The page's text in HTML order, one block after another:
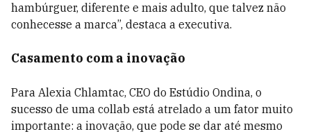
hambúrguer, diferente e mais adulto, que talvez não
conhecesse a marca”, destaca a executiva.
Casamento com a inovação
Para Alexia Chlamtac, CEO do Estúdio Ondina, o
sucesso de uma collab está atrelado a um fator muito
importante: a inovação, que pode se dar até mesmo